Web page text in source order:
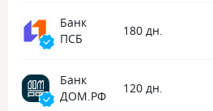
Банк
ПСБ
180 дн.
Банк
ДОМ.РФ
120 дн.